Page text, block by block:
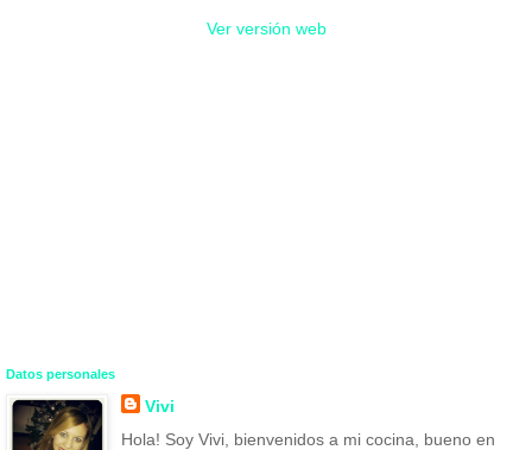
Ver versión web
Datos personales
Vivi
Hola! Soy Vivi, bienvenidos a mi cocina, bueno en